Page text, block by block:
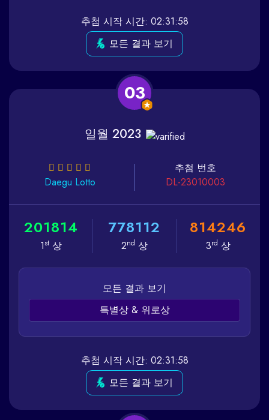
추첨 시작 시간: 02:31:58
모든 결과 보기
03
일월 2023
Daegu Lotto
추첨 번호
DL-23010003
201814
1st상
778112
2nd 상
814246
3rd 상
모든 결과 보기
특별상 & 위로상
추첨 시작 시간: 02:31:58
모든 결과 보기